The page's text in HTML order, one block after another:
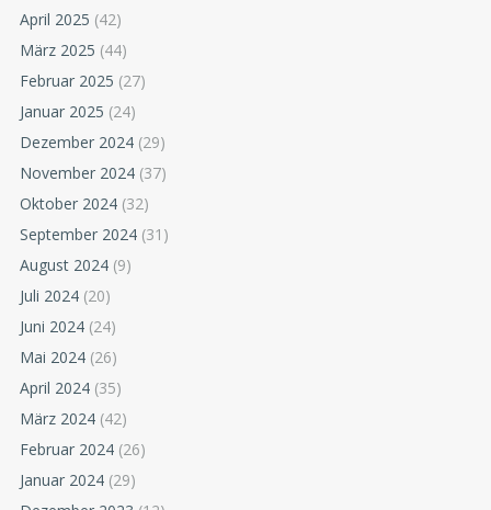
April 2025 (42)
März 2025 (44)
Februar 2025 (27)
Januar 2025 (24)
Dezember 2024 (29)
November 2024 (37)
Oktober 2024 (32)
September 2024 (31)
August 2024 (9)
Juli 2024 (20)
Juni 2024 (24)
Mai 2024 (26)
April 2024 (35)
März 2024 (42)
Februar 2024 (26)
Januar 2024 (29)